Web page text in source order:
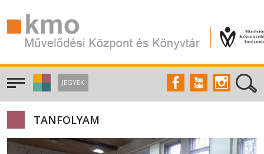
JEGYEK
TANFOLYAM